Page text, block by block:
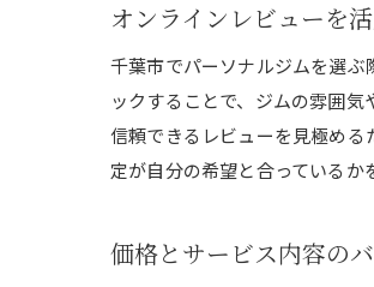
オンラインレビューを
千葉市でパーソナルジムを選
ックすることで、ジムの雰囲
信頼できるレビューを見極め
定が自分の希望と合っているか
価格とサービス内容の